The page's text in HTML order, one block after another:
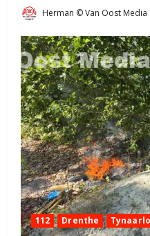
Herman © Van Oost Media
112 Drenthe Tynaarlo